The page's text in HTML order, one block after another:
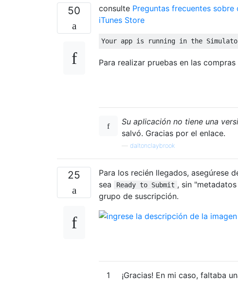
50 consulte Preguntas frecuentes
iTunes Store
Your app is running in the
Para realizar pruebas en las
Su aplicación no tiene una
salvó. Gracias por el enlace.
daltonclaybrook
25
Para los recién llegados, asegúrese
sea
Ready to Submit , sin
grupo de suscripción.
1 ¡Gracias! En mi caso, faltaba